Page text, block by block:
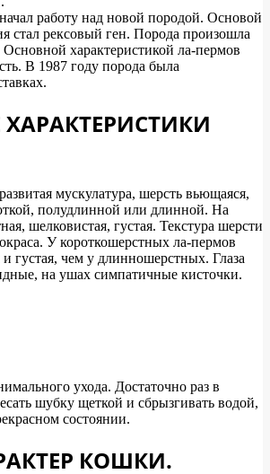
работу над новой породой. Основой
стал рексовый ген. Порода произошла
характеристикой ла-пермов
В 1987 году порода была
мускулатура, шерсть вьющаяся,
полудлинной или длинной. На
шелковистая, густая. Текстура шерсти
У короткошерстных ла-пермов
и густая, чем у длинношерстных. Глаза
на ушах симпатичные кисточки.
ухода. Достаточно раз в
шубку щеткой и сбрызгивать водой,
состоянии.
КОШКИ.